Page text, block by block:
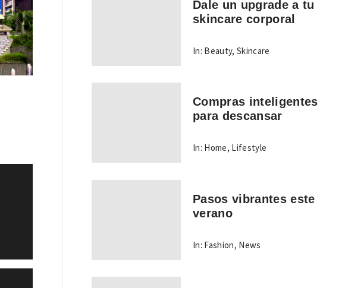
Dale un upgrade a tu
skincare corporal
In: Beauty,Skincare
Compras inteligentes
para descansar
In: Home, Lifestyle
Pasos vibrantes este
verano
In: Fashion, News